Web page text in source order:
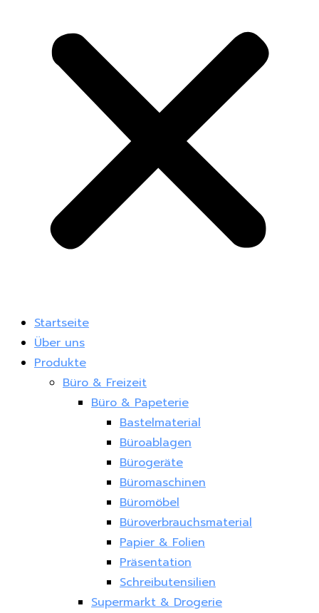
Startseite
Über uns
Produkte
Büro & Freizeit
Büro & Papeterie
Bastelmaterial
Büroablagen
Bürogeräte
Büromaschinen
Büromöbel
Büroverbrauchsmaterial
Papier & Folien
Präsentation
Schreibutensilien
Supermarkt & Drogerie